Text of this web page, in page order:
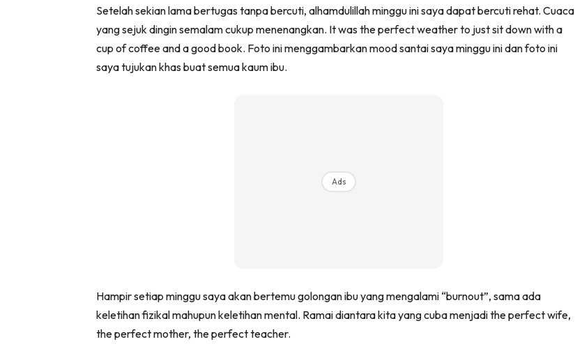
Setelah sekian lama bertugas tanpa bercuti, alhamdulillah minggu ini saya dapat bercuti rehat. Cuaca
yang sejuk dingin semalam cukup menenangkan. It was the perfect weather to just sit down with a
cup of coffee and a good book. Foto ini menggambarkan mood santai saya minggu ini dan foto ini
saya tujukan khas buat semua kaum ibu.
Ads
Hampir setiap minggu saya akan bertemu golongan ibu yang mengalami “burnout”, sama ada
keletihan fizikal mahupun keletihan mental. Ramai diantara kita yang cuba menjadi the perfect wife,
the perfect mother, the perfect teacher.